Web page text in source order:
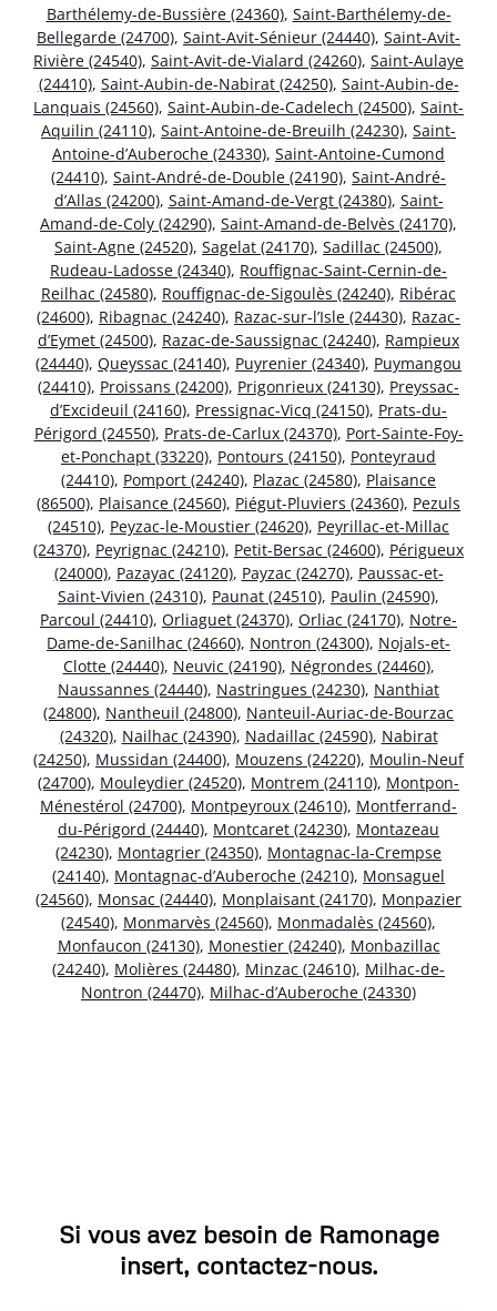
Barthélemy-de-Bussière (24360), Saint-Barthélemy-de-
Bellegarde (24700), Saint-Avit-Sénieur (24440), Saint-Avit-
Rivière (24540), Saint-Avit-de-Vialard (24260), Saint-Aulaye
(24410), Saint-Aubin-de-Nabirat (24250), Saint-Aubin-de-
Lanquais (24560), Saint-Aubin-de-Cadelech (24500), Saint-
Aquilin (24110), Saint-Antoine-de-Breuilh (24230), Saint-
Antoine-d’Auberoche (24330), Saint-Antoine-Cumond
(24410), Saint-André-de-Double (24190), Saint-André-
d’Allas (24200), Saint-Amand-de-Vergt (24380), Saint-
Amand-de-Coly (24290), Saint-Amand-de-Belvès (24170),
Saint-Agne (24520), Sagelat (24170), Sadillac (24500),
Rudeau-Ladosse (24340), Rouffignac-Saint-Cernin-de-
Reilhac (24580), Rouffignac-de-Sigoulès (24240), Ribérac
(24600), Ribagnac (24240), Razac-sur-l’Isle (24430), Razac-
d’Eymet (24500), Razac-de-Saussignac (24240), Rampieux
(24440), Queyssac (24140), Puyrenier (24340), Puymangou
(24410), Proissans (24200), Prigonrieux (24130), Preyssac-
d’Excideuil (24160), Pressignac-Vicq (24150), Prats-du-
Périgord (24550), Prats-de-Carlux (24370), Port-Sainte-Foy-
et-Ponchapt (33220), Pontours (24150), Ponteyraud
(24410), Pomport (24240), Plazac (24580), Plaisance
(86500), Plaisance (24560), Piégut-Pluviers (24360), Pezuls
(24510), Peyzac-le-Moustier (24620), Peyrillac-et-Millac
(24370), Peyrignac (24210), Petit-Bersac (24600), Périgueux
(24000), Pazayac (24120), Payzac (24270), Paussac-et-
Saint-Vivien (24310), Paunat (24510), Paulin (24590),
Parcoul (24410), Orliaguet (24370), Orliac (24170), Notre-
Dame-de-Sanilhac (24660), Nontron (24300), Nojals-et-
Clotte (24440), Neuvic (24190), Négrondes (24460),
Naussannes (24440), Nastringues (24230), Nanthiat
(24800), Nantheuil (24800), Nanteuil-Auriac-de-Bourzac
(24320), Nailhac (24390), Nadaillac (24590), Nabirat
(24250), Mussidan (24400), Mouzens (24220), Moulin-Neuf
(24700), Mouleydier (24520), Montrem (24110), Montpon-
Ménestérol (24700), Montpeyroux (24610), Montferrand-
du-Périgord (24440), Montcaret (24230), Montazeau
(24230), Montagrier (24350), Montagnac-la-Crempse
(24140), Montagnac-d’Auberoche (24210), Monsaguel
(24560), Monsac (24440), Monplaisant (24170), Monpazier
(24540), Monmarvès (24560), Monmadalès (24560),
Monfaucon (24130), Monestier (24240), Monbazillac
(24240), Molières (24480), Minzac (24610), Milhac-de-
Nontron (24470), Milhac-d’Auberoche (24330)
Si vous avez besoin de Ramonage
insert, contactez-nous.